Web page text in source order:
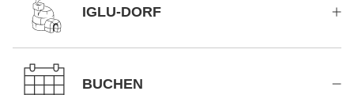
IGLU-DORF
BUCHEN